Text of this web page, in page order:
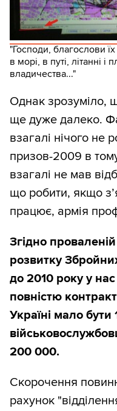
"Господи, благослови їх
в морі, в путі, літанні і
владичества..."
Однак зрозуміло,
ще дуже далеко.
взагалі нічого не
призов-2009 в
взагалі не мав
що робити, якщо
працює, армія
Згідно
розвитку
до 2010 року у
повністю
Україні мало бути
200 000.
Скорочення
рахунок